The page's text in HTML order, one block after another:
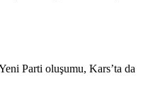
Parti oluşumu, Kars’ta da